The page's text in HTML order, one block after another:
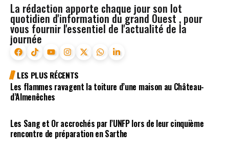
La rédaction apporte chaque jour son lot
quotidien d'information du grand Ouest , pour
vous fournir l'essentiel de l'actualité de la
journée
LES PLUS RÉCENTS
Les flammes ravagent la toiture d’une maison au Château-
d’Almenêches
Les Sang et Or accrochés par l’UNFP lors de leur cinquième
rencontre de préparation en Sarthe